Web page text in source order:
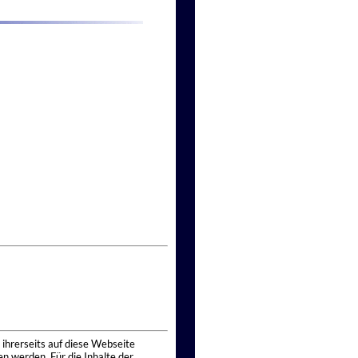
auf diese Webseite